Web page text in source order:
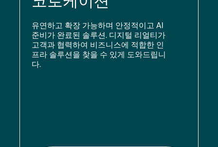
유연하고 확장 가능하며 안정적이고 AI
준비가 완료된 솔루션. 디지털 리얼티가
고객과 협력하여 비즈니스에 적합한 인
프라 솔루션을 찾을 수 있게 도와드립니
다.